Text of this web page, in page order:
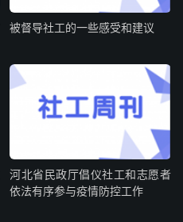
被督导社工的一些感受和建议
河北省民政厅倡仪社工和志愿者
依法有序参与疫情防控工作